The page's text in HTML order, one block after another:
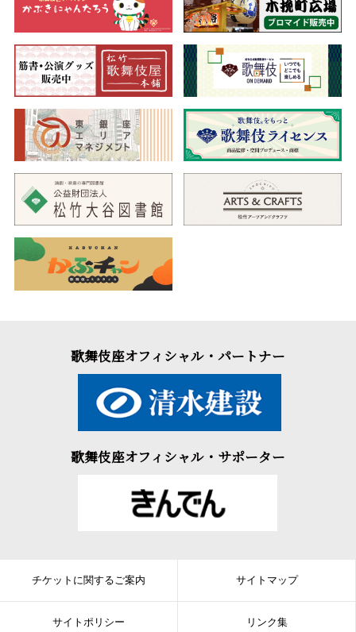
歌舞伎座オフィシャル・パートナー
歌舞伎座オフィシャル・サポーター
チケットに関するご案内 サイトマップ
サイトポリシー リンク集